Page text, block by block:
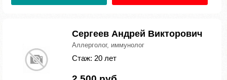
Сергеев Андрей Викторович
Аллерголог, иммунолог
Стаж: 20 лет